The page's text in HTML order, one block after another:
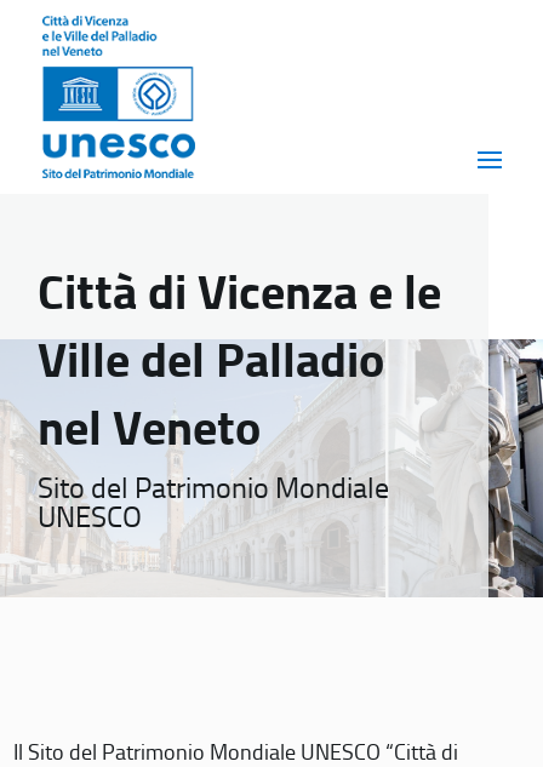
Città di Vicenza e le
Ville del Palladio
nel Veneto
Sito del Patrimonio Mondiale
UNESCO
Il Sito del Patrimonio Mondiale UNESCO “Città di